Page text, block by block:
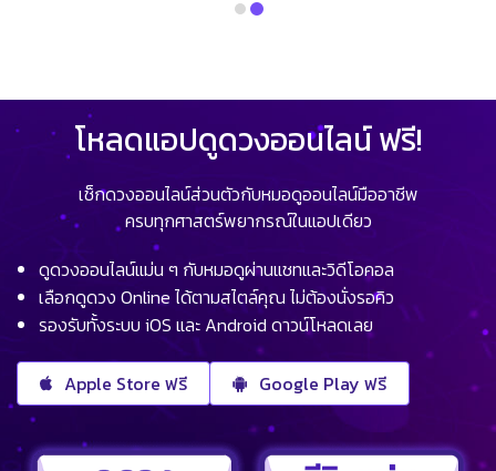
ดูดวงออนไลน์แม่น ๆ กับหมอดูผ่านแชทและวิดีโอคอล
เลือกดูดวง Online ได้ตามสไตล์คุณ ไม่ต้องนั่งรอคิว
รองรับทั้งระบบ iOS และ Android ดาวน์โหลดเลย
Apple Store ฟรี Google Play ฟรี